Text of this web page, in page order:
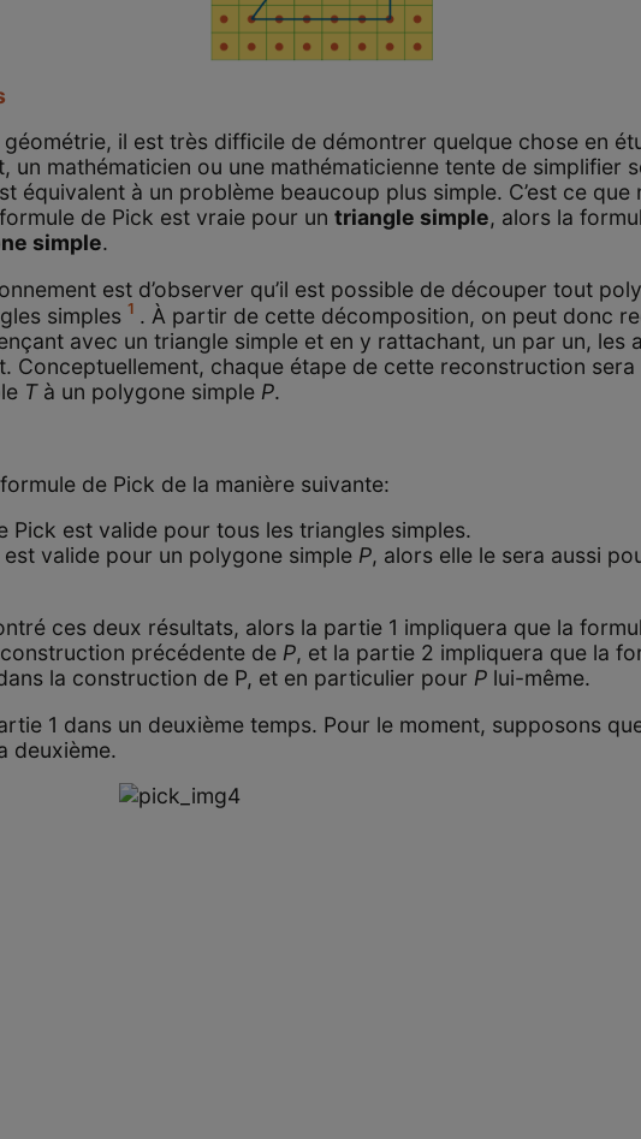
il est très difficile de démontrer quelque chose en
un mathématicien ou une mathématicienne tente de simplifier
équivalent à un problème beaucoup plus simple. C’est ce que
de Pick est vraie pour untriangle simple, alors la
simple.
est d’observer qu’il est possible de découper tout
simples 1 . À partir de cette décomposition, on peut donc
avec un triangle simple et en y rattachant, un par un, les
Conceptuellement, chaque étape de cette reconstruction sera
Tà un polygone simple P.
de Pick de la manière suivante:
Pick est valide pour tous les triangles simples.
valide pour un polygone simple P, alors elle le sera aussi
ces deux résultats, alors la partie 1 impliquera que la
précédente de P, et la partie 2 impliquera que la
la construction de P, et en particulier pour P lui-même.
1 dans un deuxième temps. Pour le moment, supposons
deuxième.